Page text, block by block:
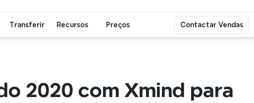
2020 com Xmind para
Transferir Recursos Preços Contactar Vendas